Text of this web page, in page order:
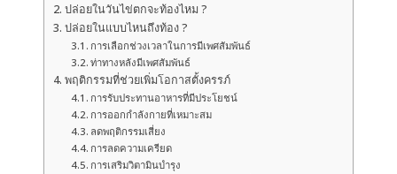
ปล่อยในวันไข่ตกจะท้องไหม ?
ปล่อยในแบบไหนถึงท้อง ?
การเลือกช่วงเวลาในการมีเพศสัมพันธ์
ท่าทางหลังมีเพศสัมพันธ์
พฤติกรรมที่ช่วยเพิ่มโอกาสตั้งครรภ์
การรับประทานอาหารที่มีประโยชน์
การออกกำลังกายที่เหมาะสม
ลดพฤติกรรมเสี่ยง
การลดความเครียด
การเสริมวิตามินบำรุง